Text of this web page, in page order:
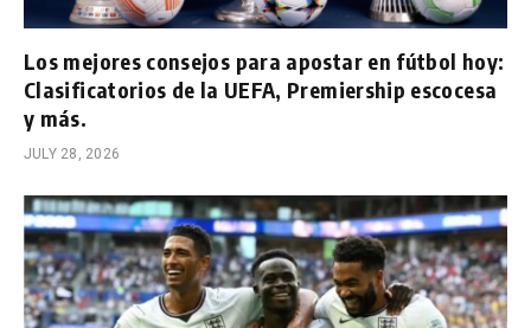
Los mejores consejos para apostar en fútbol hoy:
Clasificatorios de la UEFA, Premiership escocesa
y más.
JULY 28, 2026